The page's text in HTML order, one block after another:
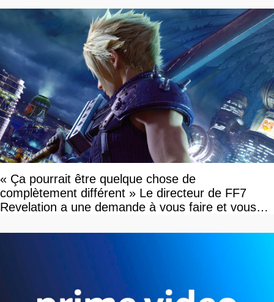
« Ça pourrait être quelque chose de
complètement différent » Le directeur de FF7
Revelation a une demande à vous faire et vous